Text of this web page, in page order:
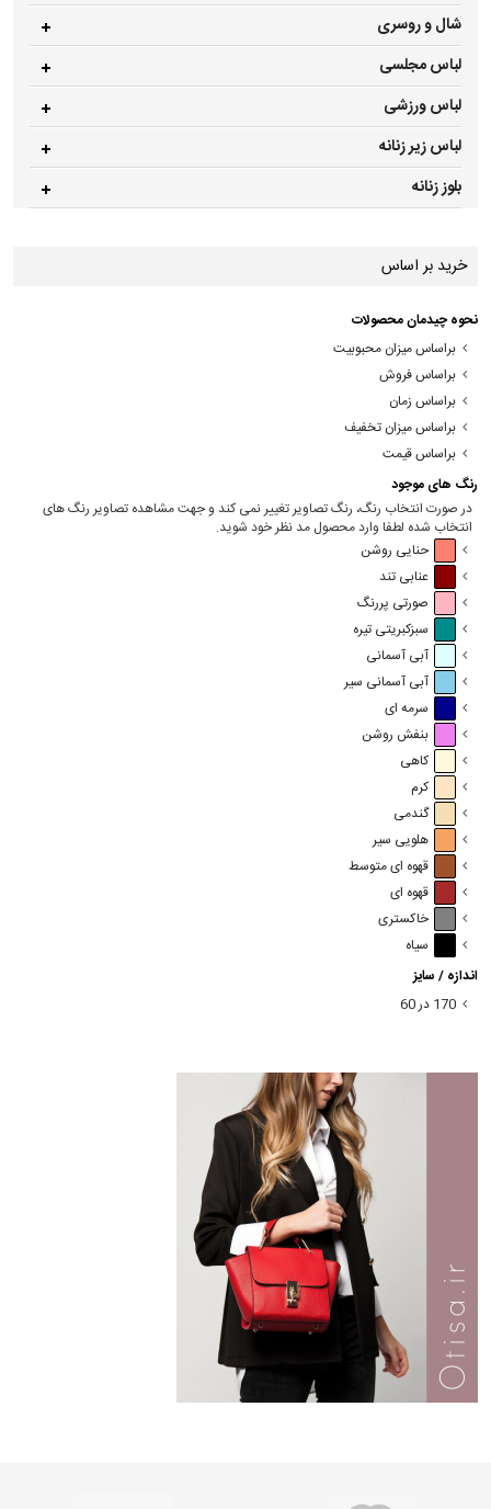
شال و روسری
لباس مجلسی
لباس ورزشی
لباس زیر زنانه
بلوز زنانه
خرید بر اساس
نحوه چیدمان محصولات
براساس میزان محبوبیت
براساس فروش
براساس زمان
براساس میزان تخفیف
براساس قیمت
رنگ های موجود
در صورت انتخاب رنگ، رنگ تصاویر تغییر نمی کند و جهت مشاهده تصاویر رنگ های
انتخاب شده لطفا وارد محصول مد نظر خود شوید.
حنایی روشن
عنابی تند
صورتی پررنگ
سبزکبریتی تیره
آبی آسمانی
آبی آسمانی سیر
سرمه ای
بنفش روشن
کاهی
کرم
گندمی
هلویی سیر
قهوه ای متوسط
قهوه ای
خاکستری
سیاه
اندازه / سایز
170 در 60